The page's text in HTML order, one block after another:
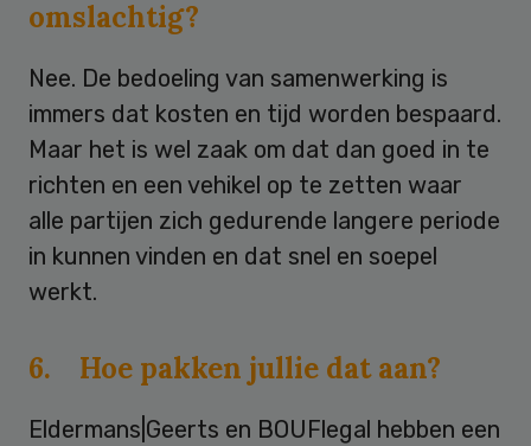
omslachtig?
Nee. De bedoeling van samenwerking is
immers dat kosten en tijd worden bespaard.
Maar het is wel zaak om dat dan goed in te
richten en een vehikel op te zetten waar
alle partijen zich gedurende langere periode
in kunnen vinden en dat snel en soepel
werkt.
6. Hoe pakken jullie dat aan?
Eldermans|Geerts en BOUFlegal hebben een